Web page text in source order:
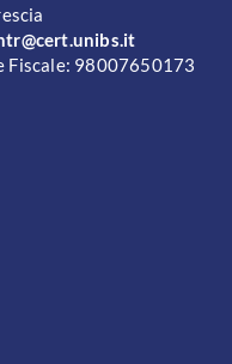
Fiscale: 98007650173